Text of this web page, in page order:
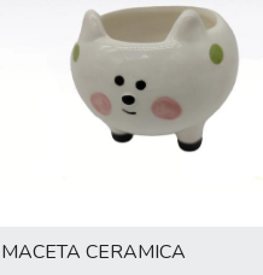
MACETA CERAMICA